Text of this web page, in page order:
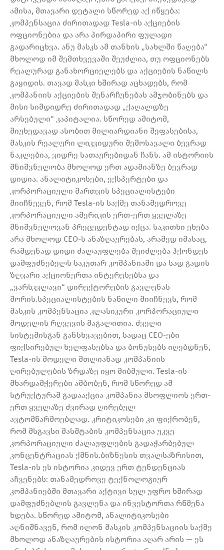
ამისა, მთავარი დეტალი სწორედ აქ იწყება:
კომპენსაცია ძირითადად Tesla-ის აქციების
ოფციონებია და არა პირდაპირი ფულადი
გადარიცხვა. ანუ მასკს ამ თანხის „სახლში წაღება“
მხოლოდ იმ შემთხვევაში შეუძლია, თუ ოფციონებს
რეალურად განახორციელებს და აქციების ნაწილს
გაყიდის. თავად მასკი ხშირად აცხადებს, რომ
კომპანიის აქციების შენარჩუნებას ამჯობინებს და
მისი სიმდიდრე ძირითადად „ქაღალდზე
არსებული“ კაპიტალია. სწორედ ამიტომ,
მიუხედავად ასობით მილიარდიანი შეფასებისა,
მასკის რეალური ლიკვიდური შემოსავალი ბევრად
ნაკლებია, ვიდრე სათაურებიდან ჩანს. ამ ისტორიის
მნიშვნელობა მხოლოდ ერთ ადამიანზე ბევრად
დიდია. ანალიტიკოსები, ექსპერტები და
კორპორაციული მართვის სპეციალისტები
მიიჩნევენ, რომ Tesla-ის საქმე თანამედროვე
კორპორაციული ამერიკის ერთ-ერთ ყველაზე
მნიშვნელოვან პრეცედენტად იქცა. საკითხი ეხება
არა მხოლოდ CEO-ს ანაზღაურებას, არამედ იმასაც,
რამდენად დიდი ძალაუფლება შეიძლება ჰქონდეს
დამფუძნებელს საკუთარ კომპანიაში და სად გადის
ზღვარი აქციონერთა ინტერესებსა და
„ვარსკვლავი“ დირექტორების გავლენას
შორის.სპეციალისტების ნაწილი მიიჩნევს, რომ
მასკის კომპენსაცია კლასიკური კორპორაციული
მოდელის რღვევის მაგალითია. ძველი
სისტემისგან განსხვავებით, სადაც CEO-ები
ფიქსირებულ ხელფასებსა და ბონუსებს იღებდნენ,
Tesla-ის მოდელი მთლიანად კომპანიის
ღირებულების ზრდაზე იყო მიბმული. Tesla-ის
მხარდამჭერები ამბობენ, რომ სწორედ ამ
სტრუქტურამ გადააქცია კომპანია მსოფლიოს ერთ-
ერთ ყველაზე ძვირად ღირებულ
ავტომწარმოებლად. კრიტიკოსები კი ფიქრობენ,
რომ მსგავსი მასშტაბის კომპენსაცია უკვე
კორპორაციული ძალაუფლების გადაჭარბებულ
კონცენტრაციას ქმნის.ბიზნესის თვალსაზრისით,
Tesla-ის ეს ისტორია კიდევ ერთ ტენდენციას
აჩვენებს: თანამედროვე ტექნოლოგიურ
კომპანიებში მთავარი აქტივი სულ უფრო ხშირად
დამფუძნებლის გავლენა და ინვესტორთა რწმენა
ხდება. სწორედ ამიტომ, ანალიტიკოსები
აღნიშნავენ, რომ ილონ მასკის კომპენსაციის საქმე
მხოლოდ ანაზღაურების ისტორია აღარ არის — ეს